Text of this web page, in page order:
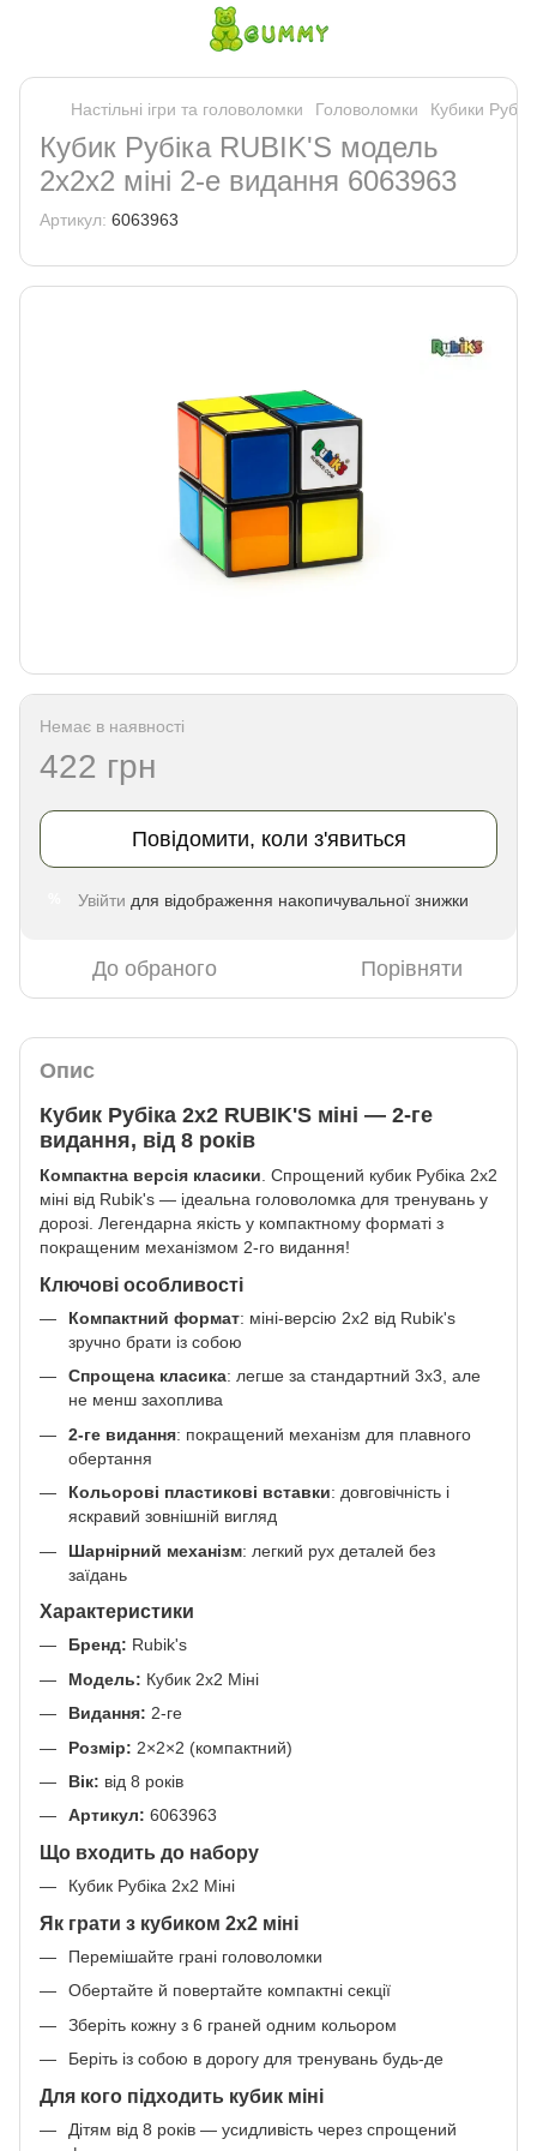
Настільні ігри та головоломки Головоломки Кубики Рубіка
Кубик Рубіка RUBIK'S модель
2х2х2 міні 2-е видання 6063963
Артикул: 6063963
Немає в наявності
422 грн
Повідомити, коли з'явиться
Увійти для відображення накопичувальної знижки
До обраного Порівняти
Опис
Кубик Рубіка 2х2 RUBIK'S міні — 2-ге
видання, від 8 років
Компактна версія класики . Спрощений кубик Рубіка 2х2
міні від Rubik's — ідеальна головоломка для тренувань у
дорозі. Легендарна якість у компактному форматі з
покращеним механізмом 2-го видання!
Ключові особливості
Компактний формат: міні-версію 2х2 від Rubik's
зручно брати із собою
Спрощена класика: легше за стандартний 3х3, але
не менш захоплива
2-ге видання: покращений механізм для плавного
обертання
Кольорові пластикові вставки: довговічність і
яскравий зовнішній вигляд
Шарнірний механізм: легкий рух деталей без
заїдань
Характеристики
Бренд: Rubik's
Модель: Кубик 2х2 Міні
Видання: 2-ге
Розмір: 2×2×2 (компактний)
Вік: від 8 років
Артикул: 6063963
Що входить до набору
Кубик Рубіка 2х2 Міні
Як грати з кубиком 2х2 міні
Перемішайте грані головоломки
Обертайте й повертайте компактні секції
Зберіть кожну з 6 граней одним кольором
Беріть із собою в дорогу для тренувань будь-де
Для кого підходить кубик міні
Дітям від 8 років — усидливість через спрощений